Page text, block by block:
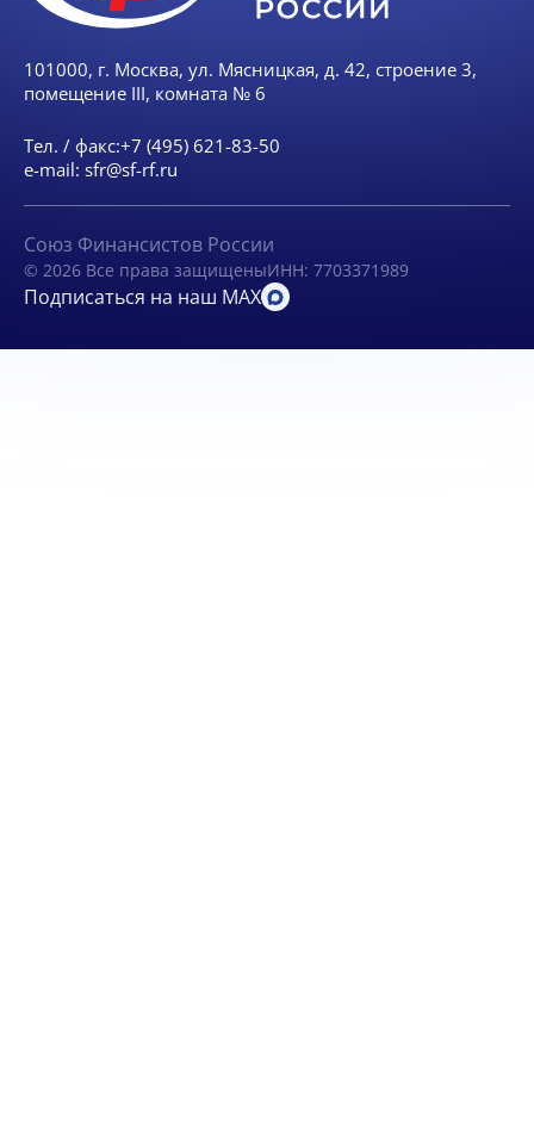
101000, г. Москва, ул. Мясницкая, д. 42, строение 3,
помещение III, комната № 6
Тел. / факс:+7 (495) 621-83-50
e-mail: sfr@sf-rf.ru
Союз Финансистов России
© 2026 Все права защищеныИНН: 7703371989
Подписаться на наш MAX